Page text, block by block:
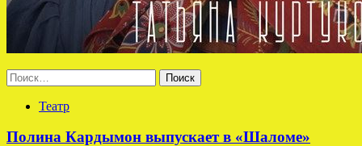
Найти:
Театр
Полина Кардымон выпускает в «Шаломе»